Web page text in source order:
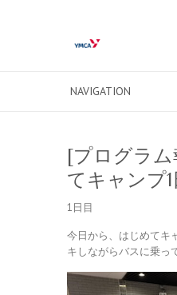
[プログラ
てキャンプ1
1日目
今日から、はじめてキ
キしながらバスに乗っ